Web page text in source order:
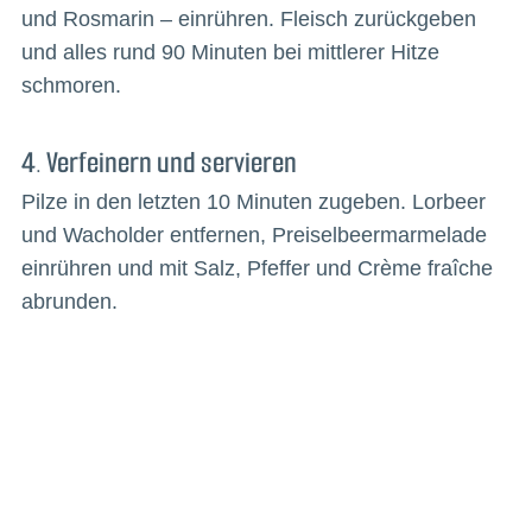
und Rosmarin – einrühren. Fleisch zurückgeben
und alles rund 90 Minuten bei mittlerer Hitze
schmoren.
4. Verfeinern und servieren
Pilze in den letzten 10 Minuten zugeben. Lorbeer
und Wacholder entfernen, Preiselbeermarmelade
einrühren und mit Salz, Pfeffer und Crème fraîche
abrunden.